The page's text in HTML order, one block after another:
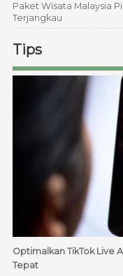
Paket Wisata Malaysia
Terjangkau
Tips
Optimalkan TikTok Live
Tepat